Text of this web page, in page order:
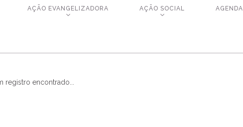
AÇÃO EVANGELIZADORA AÇÃO SOCIAL AGENDA
registro encontrado...